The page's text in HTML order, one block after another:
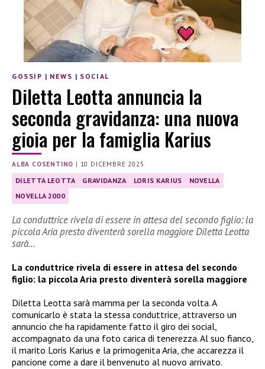
GOSSIP | NEWS | SOCIAL
Diletta Leotta annuncia la
seconda gravidanza: una nuova
gioia per la famiglia Karius
ALBA COSENTINO | 10 DICEMBRE 2025
DILETTA LEOTTA GRAVIDANZA LORIS KARIUS
NOVELLA
NOVELLA 2000
La conduttrice rivela di essere in attesa del secondo figlio: la
piccola Aria presto diventerà sorella maggiore Diletta Leotta
sarà…
La conduttrice rivela di essere in attesa del secondo
figlio: la piccola Aria presto diventerà sorella maggiore
Diletta Leotta sarà mamma per la seconda volta. A
comunicarlo è stata la stessa conduttrice, attraverso un
annuncio che ha rapidamente fatto il giro dei social,
accompagnato da una foto carica di tenerezza. Al suo fianco,
il marito Loris Karius e la primogenita Aria, che accarezza il
pancione come a dare il benvenuto al nuovo arrivato.